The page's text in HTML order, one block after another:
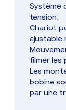
Système
tension.
Chariot
ajustable
filmer les
Les
bobine
par une